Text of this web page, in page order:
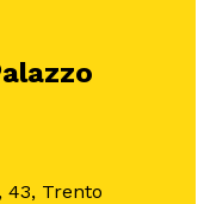
43, Trento